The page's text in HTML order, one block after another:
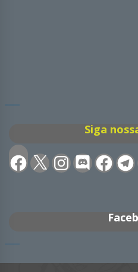
Siga
Facebook
X Instagram
DiscordFacebook